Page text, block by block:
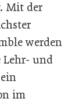
Mit der
werden
Lehr- und
im